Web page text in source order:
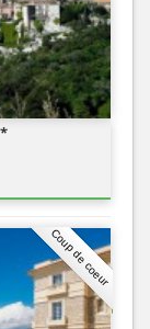
Coup de coeur